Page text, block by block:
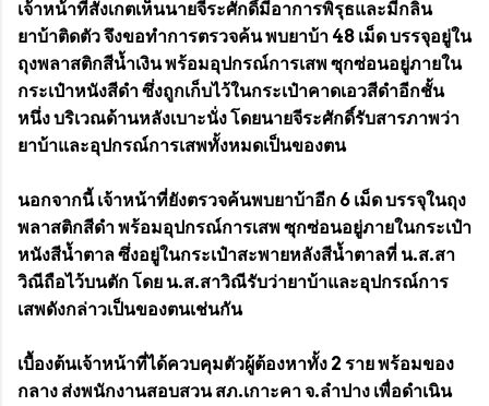
เจ้าหน้าที่สังเกตเห็นนายจีระศักดิ์มีอาการพิรุธและมีกลิ่น
ยาบ้าติดตัว จึงขอทำการตรวจค้น พบยาบ้า 48 เม็ด บรรจุอยู่ใน
ถุงพลาสติกสีน้ำเงิน พร้อมอุปกรณ์การเสพ ซุกซ่อนอยู่ภายใน
กระเป๋าหนังสีดำ ซึ่งถูกเก็บไว้ในกระเป๋าคาดเอวสีดำอีกชั้น
หนึ่ง บริเวณด้านหลังเบาะนั่ง โดยนายจีระศักดิ์รับสารภาพว่า
ยาบ้าและอุปกรณ์การเสพทั้งหมดเป็นของตน
นอกจากนี้ เจ้าหน้าที่ยังตรวจค้นพบยาบ้าอีก 6 เม็ด บรรจุในถุง
พลาสติกสีดำ พร้อมอุปกรณ์การเสพ ซุกซ่อนอยู่ภายในกระเป๋า
หนังสีน้ำตาล ซึ่งอยู่ในกระเป๋าสะพายหลังสีน้ำตาลที่ น.ส.สา
วิณีถือไว้บนตัก โดย น.ส.สาวิณีรับว่ายาบ้าและอุปกรณ์การ
เสพดังกล่าวเป็นของตนเช่นกัน
เบื้องต้นเจ้าหน้าที่ได้ควบคุมตัวผู้ต้องหาทั้ง 2 ราย พร้อมของ
กลาง ส่งพนักงานสอบสวน สภ.เกาะคา จ.ลำปาง เพื่อดำเนิน